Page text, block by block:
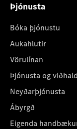
Þjónusta
Bóka þjónustu
Aukahlutir
Vörulínan
Þjónusta og viðhald
Neyðarþjónusta
Ábyrgð
Eigenda